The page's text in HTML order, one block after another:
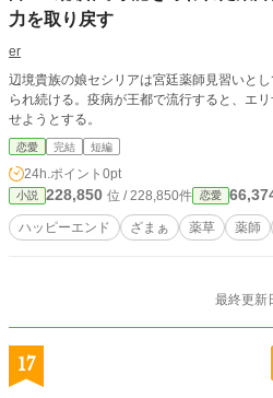
力を取り戻す
er
辺境貴族の娘セシリアは宮廷薬師見習いと
られ続ける。疫病が王都で流行すると、エ
せようとする。
恋愛 完結 短編
24h.ポイント 0pt
小説 228,850 位 / 228,850件 恋愛
ハッピーエンド ざまぁ 薬草 薬師
最終更新
17